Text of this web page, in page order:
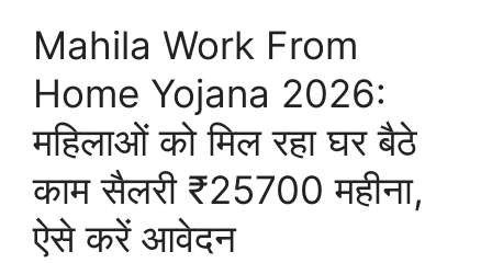
Mahila Work From
Home Yojana 2026:
महिलाओं को मिल रहा घर बैठे
काम सैलरी ₹25700 महीना,
ऐसे करें आवेदन